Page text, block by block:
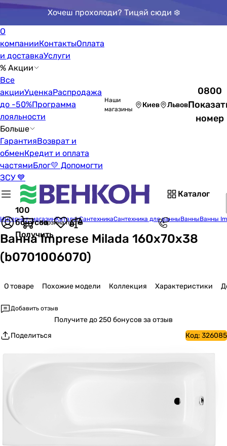
Хочеш прохолоди? Тицяй сюди ❄️
О
компанииКонтактыОплата
и доставкаУслуги
% Акции
Все
акцииУценкаРаспродажа
до -50%Программа
лояльности
Больше
ГарантияВозврат и
обменКредит и оплата
частямиБлог💛 Допомогти
ЗСУ 💙
Наши
магазины
Киев Львов
0800
номер
Каталог
100
бонусов
Получить
Корзина пуста
Интернет-магазинКаталогСантехникаСантехника для ванныВанныВанны
Ванна Imprese Milada 160x70x38
(b0701006070)
О товаре Похожие модели Коллекция Характеристики
Добавить отзыв
Получитедо 250 бонусов за отзыв
Поделиться
Код: 326085